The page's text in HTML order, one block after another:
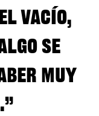
vacío,
se
muy